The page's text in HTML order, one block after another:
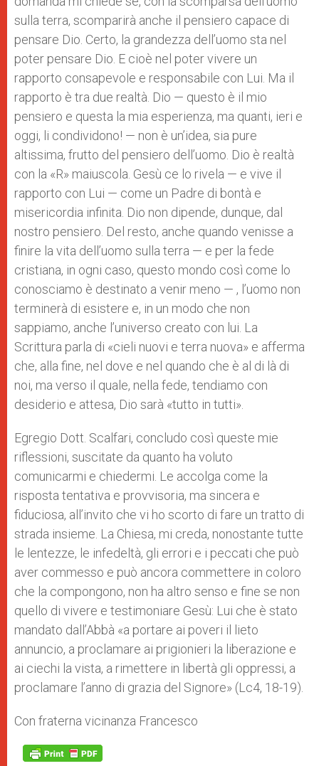
sulla terra, scomparirà anche il pensiero capace di
pensare Dio. Certo, la grandezza dell’uomo sta nel
poter pensare Dio. E cioè nel poter vivere un
rapporto consapevole e responsabile con Lui. Ma il
rapporto è tra due realtà. Dio — questo è il mio
pensiero e questa la mia esperienza, ma quanti, ieri e
oggi, li condividono! — non è un’idea, sia pure
altissima, frutto del pensiero dell’uomo. Dio è realtà
con la «R» maiuscola. Gesù ce lo rivela — e vive il
rapporto con Lui — come un Padre di bontà e
misericordia infinita. Dio non dipende, dunque, dal
nostro pensiero. Del resto, anche quando venisse a
finire la vita dell’uomo sulla terra — e per la fede
cristiana, in ogni caso, questo mondo così come lo
conosciamo è destinato a venir meno — , l’uomo non
terminerà di esistere e, in un modo che non
sappiamo, anche l’universo creato con lui. La
Scrittura parla di «cieli nuovi e terra nuova» e afferma
che, alla fine, nel dove e nel quando che è al di là di
noi, ma verso il quale, nella fede, tendiamo con
desiderio e attesa, Dio sarà «tutto in tutti».
Egregio Dott. Scalfari, concludo così queste mie
riflessioni, suscitate da quanto ha voluto
comunicarmi e chiedermi. Le accolga come la
risposta tentativa e provvisoria, ma sincera e
fiduciosa, all’invito che vi ho scorto di fare un tratto di
strada insieme. La Chiesa, mi creda, nonostante tutte
le lentezze, le infedeltà, gli errori e i peccati che può
aver commesso e può ancora commettere in coloro
che la compongono, non ha altro senso e fine se non
quello di vivere e testimoniare Gesù: Lui che è stato
mandato dall’Abbà «a portare ai poveri il lieto
annuncio, a proclamare ai prigionieri la liberazione e
ai ciechi la vista, a rimettere in libertà gli oppressi, a
proclamare l’anno di grazia del Signore» (Lc4, 18-19).
Con fraterna vicinanza Francesco